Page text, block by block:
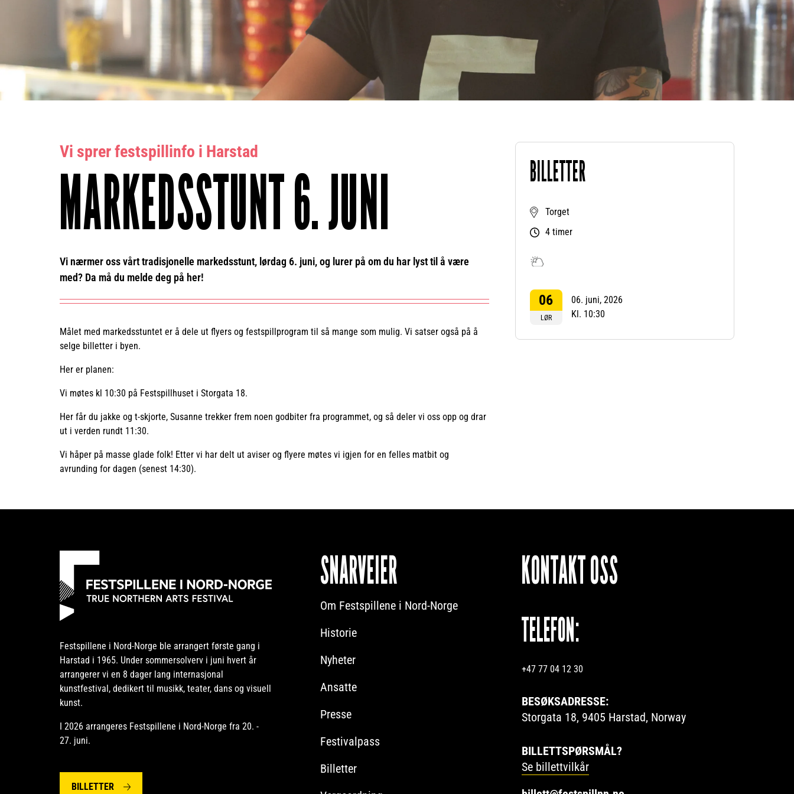
Vi sprer festspillinfo i Harstad
MARKEDSSTUNT 6. JUNI
Vi nærmer oss vårt tradisjonelle markedsstunt, lørdag 6. juni, og lurer på om du har lyst til å være
med? Da må du melde deg på her!
Målet med markedsstuntet er å dele ut flyers og festspillprogram til så mange som mulig. Vi satser også på å
selge billetter i byen.
Her er planen:
Vi møtes kl 10:30 på Festspillhuset i Storgata 18.
Her får du jakke og t-skjorte, Susanne trekker frem noen godbiter fra programmet, og så deler vi oss opp og drar
ut i verden rundt 11:30.
Vi håper på masse glade folk! Etter vi har delt ut aviser og flyere møtes vi igjen for en felles matbit og
avrunding for dagen (senest 14:30).
BILLETTER
Torget
4 timer
06
LØR
06. juni, 2026
Kl. 10:30
Festspillene i Nord-Norge ble arrangert første gang i
Harstad i 1965. Under sommersolverv i juni hvert år
arrangerer vi en 8 dager lang internasjonal
kunstfestival, dedikert til musikk, teater, dans og visuell
kunst.
I 2026 arrangeres Festspillene i Nord-Norge fra 20. -
27. juni.
BILLETTER
SNARVEIER
Om Festspillene i Nord-Norge
Historie
Nyheter
Ansatte
Presse
Festivalpass
Billetter
KONTAKT OSS
TELEFON:
+47 77 04 12 30
BESØKSADRESSE:
Storgata 18, 9405 Harstad, Norway
BILLETTSPØRSMÅL?
Se billettvilkår